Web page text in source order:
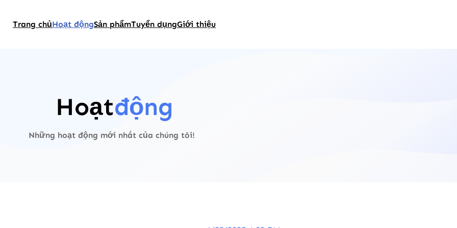
Trang chủHoạt độngSản phẩmTuyển dụngGiới thiệu
Hoạtđộng
Những hoạt động mới nhất của chúng tôi!